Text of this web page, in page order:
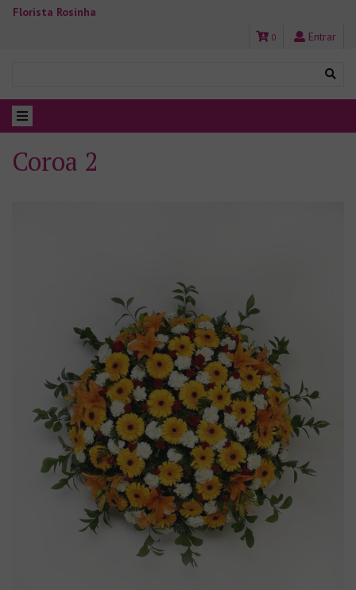
Florista Rosinha
0 Entrar
Coroa 2